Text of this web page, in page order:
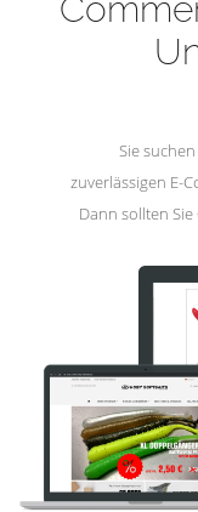
Sie
zuverlässigen E-
Dann sollten